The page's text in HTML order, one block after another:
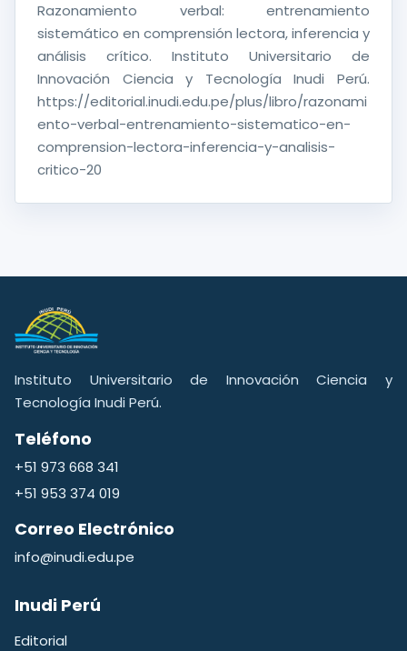
Razonamiento verbal: entrenamiento
sistemático en comprensión lectora, inferencia y
análisis crítico. Instituto Universitario de
Innovación Ciencia y Tecnología Inudi Perú.
https://editorial.inudi.edu.pe/plus/libro/razonami
ento-verbal-entrenamiento-sistematico-en-
comprension-lectora-inferencia-y-analisis-
critico-20
Instituto Universitario de Innovación Ciencia y
Tecnología Inudi Perú.
Teléfono
+51 973 668 341
+51 953 374 019
Correo Electrónico
info@inudi.edu.pe
Inudi Perú
Editorial